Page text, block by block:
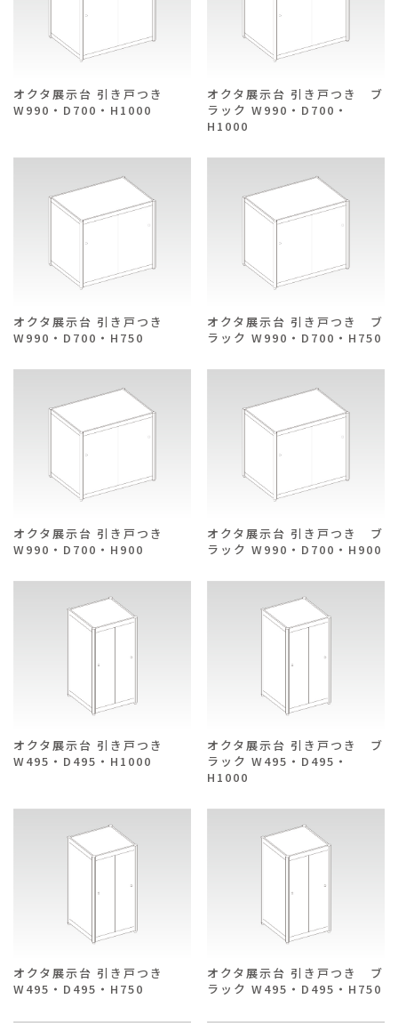
オクタ展示台 引き戸つき
W990・D700・H1000
オクタ展示台 引き戸つき ブ
ラック W990・D700・
H1000
オクタ展示台 引き戸つき
W990・D700・H750
オクタ展示台 引き戸つき ブ
ラック W990・D700・H750
オクタ展示台 引き戸つき
W990・D700・H900
オクタ展示台 引き戸つき ブ
ラック W990・D700・H900
オクタ展示台 引き戸つき
W495・D495・H1000
オクタ展示台 引き戸つき ブ
ラック W495・D495・
H1000
オクタ展示台 引き戸つき
W495・D495・H750
オクタ展示台 引き戸つき ブ
ラック W495・D495・H750